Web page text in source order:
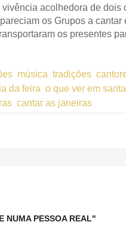
acolhedora de dois
os Grupos a cantar
os presentes
música tradições
da feira o que ver em
cantar as janeiras
NUMA PESSOA REAL"